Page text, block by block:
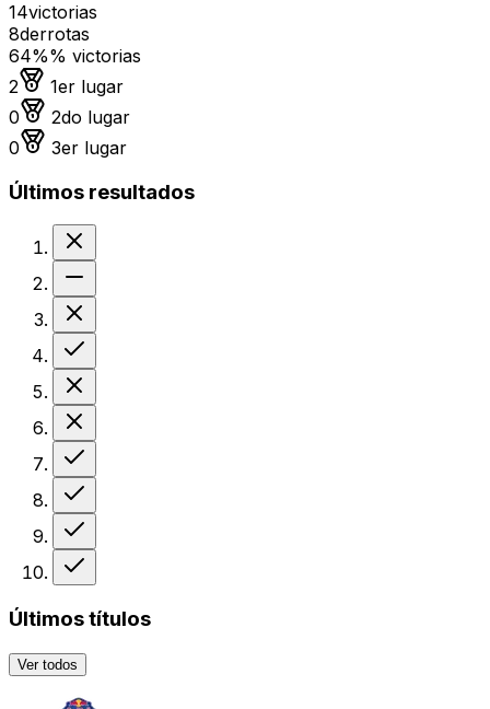
14victorias
8derrotas
64%% victorias
2
Medalla de oro
1er lugar
0
Medalla de plata
2do lugar
0
Medalla de bronce
3er lugar
Últimos resultados
Últimos títulos
Ver todos